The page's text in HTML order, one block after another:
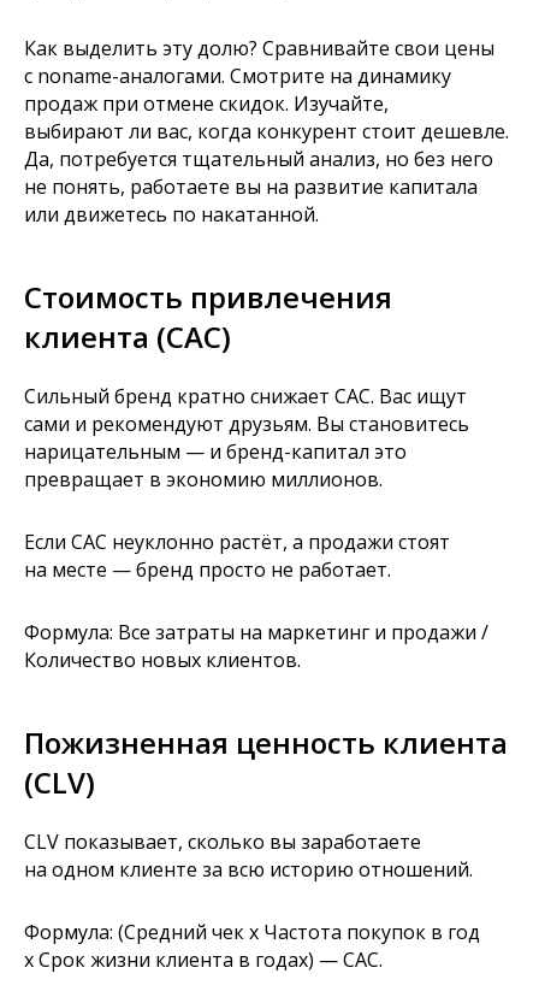
Как выделить эту долю? Сравнивайте свои цены
с noname-аналогами. Смотрите на динамику
продаж при отмене скидок. Изучайте,
выбирают ли вас, когда конкурент стоит дешевле.
Да, потребуется тщательный анализ, но без него
не понять, работаете вы на развитие капитала
или движетесь по накатанной.
Стоимость привлечения
клиента (CAC)
Сильный бренд кратно снижает CAC. Вас ищут
сами и рекомендуют друзьям. Вы становитесь
нарицательным — и бренд-капитал это
превращает в экономию миллионов.
Если CAC неуклонно растёт, а продажи стоят
на месте — бренд просто не работает.
Формула: Все затраты на маркетинг и продажи /
Количество новых клиентов.
Пожизненная ценность клиента
(CLV)
CLV показывает, сколько вы заработаете
на одном клиенте за всю историю отношений.
Формула: (Средний чек x Частота покупок в год
x Срок жизни клиента в годах) — CAC.